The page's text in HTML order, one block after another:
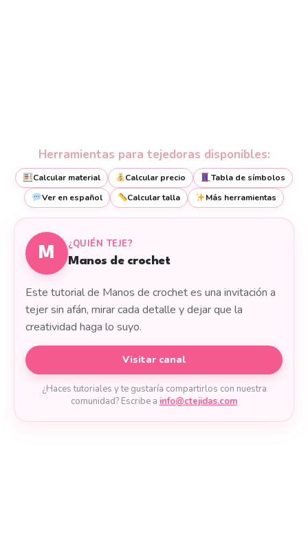
Herramientas para tejedoras disponibles:
Calcular material Calcular precio
Tabla de símbolos
Ver en español
Calcular talla Más herramientas
M
¿QUIÉN TEJE?
Manos de crochet
Este tutorial de Manos de crochet es una invitación a
tejer sin afán, mirar cada detalle y dejar que la
creatividad haga lo suyo.
Visitar canal
¿Haces tutoriales y te gustaría compartirlos con nuestra
comunidad? Escribe a info@ctejidas.com